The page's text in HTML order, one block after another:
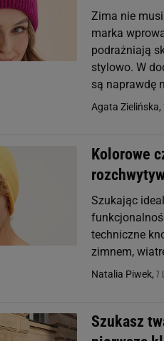
Zima nie
marka
podrażniają
stylowo. W
są naprawdę
Agata Zielińska,
Kolorowe
Szukając
techniczne
zimnem,
Natalia Piwek, 7
Szukasz